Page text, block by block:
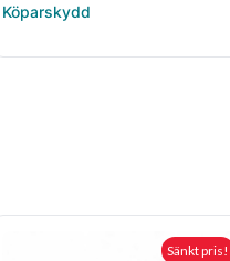
Köparskydd
Sänkt pris!